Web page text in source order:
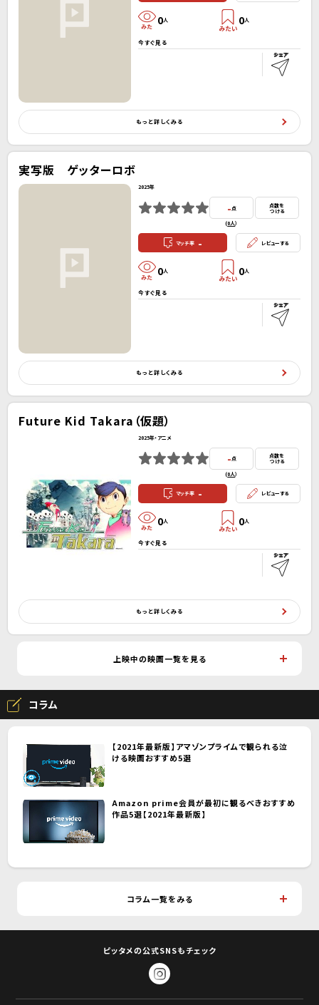
0人 0人
今すぐ見る
もっと詳しくみる
実写版 ゲッターロボ
2025年
- 点
(0人）
点数を
つける
マッチ率 - レビューする
0人 0人
今すぐ見る
もっと詳しくみる
Future Kid Takara（仮題）
2025年・アニメ
-点
(0人）
点数を
つける
マッチ率 - レビューする
0人 0人
今すぐ見る
もっと詳しくみる
上映中の映画一覧を見る
コラム
【2021年最新版】アマゾンプライムで観られる泣
ける映画おすすめ5選
Amazon prime会員が最初に観るべきおすすめ
作品5選【2021年最新版】
コラム一覧をみる
ピッタメの公式SNSもチェック